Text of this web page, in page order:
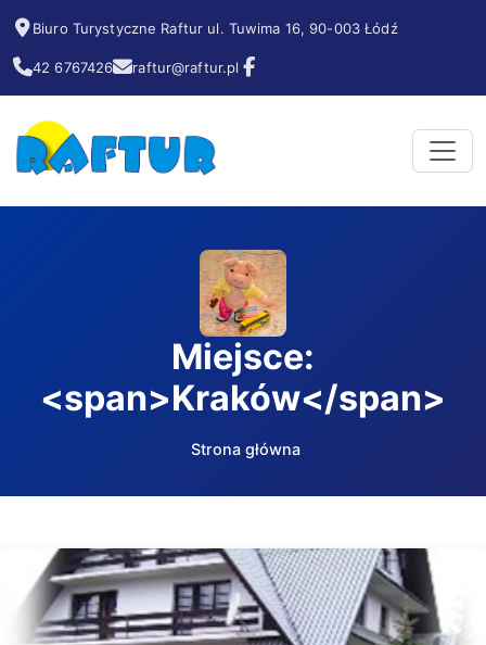
Biuro Turystyczne Raftur ul. Tuwima 16, 90-003 Łódź
42 6767426 raftur@raftur.pl
Miejsce:
<span>Kraków</span>
Strona główna